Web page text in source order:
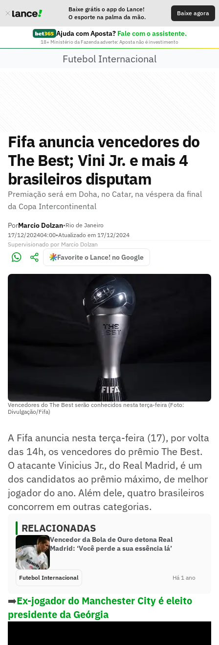
Baixe grátis o app do Lance!
O esporte na palma da mão.
Baixe agora
Ajuda com Aposta? Fale com o assistente.
18+ Ministério da Fazenda adverte: Aposta não é investimento
Futebol Internacional
Fifa anuncia vencedores do
The Best; Vini Jr. e mais 4
brasileiros disputam
Premiação será em Doha, no Catar, na véspera da final
da Copa Intercontinental
PorMarcio Dolzan•Rio de Janeiro
17/12/202404:00•Atualizado em 17/12/2024
Supervisionado por Marcio Dolzan
Favorite o Lance! no Google
Vencedores do The Best serão conhecidos nesta terça-feira (Foto:
Divulgação/Fifa)
A Fifa anuncia nesta terça-feira (17), por volta
das 14h, os vencedores do prêmio The Best.
O atacante Vinicius Jr., do Real Madrid, é um
dos candidatos ao prêmio máximo, de melhor
jogador do ano. Além dele, quatro brasileiros
concorrem em outras categorias.
RELACIONADAS
Vencedor da Bola de Ouro detona Real
Madrid: ‘Você perde a sua essência lá’
Futebol Internacional Há 1 ano
➡️Ex-jogador do Manchester City é eleito
presidente da Geórgia